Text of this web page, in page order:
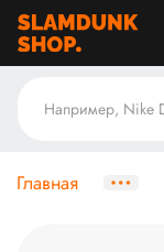
Главная